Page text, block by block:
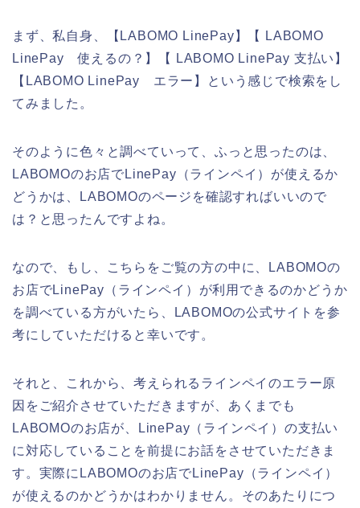
まず、私自身、【LABOMO LinePay】【 LABOMO
LinePay 使えるの？】【 LABOMO LinePay 支払い】
【LABOMO LinePay エラー】という感じで検索をし
てみました。
そのように色々と調べていって、ふっと思ったのは、
LABOMOのお店でLinePay（ラインペイ）が使えるか
どうかは、LABOMOのページを確認すればいいので
は？と思ったんですよね。
なので、もし、こちらをご覧の方の中に、LABOMOの
お店でLinePay（ラインペイ）が利用できるのかどうか
を調べている方がいたら、LABOMOの公式サイトを参
考にしていただけると幸いです。
それと、これから、考えられるラインペイのエラー原
因をご紹介させていただきますが、あくまでも
LABOMOのお店が、LinePay（ラインペイ）の支払い
に対応していることを前提にお話をさせていただきま
す。実際にLABOMOのお店でLinePay（ラインペイ）
が使えるのかどうかはわかりません。そのあたりにつ